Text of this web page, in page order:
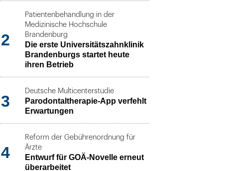
2
Patientenbehandlung in der
Medizinische Hochschule
Brandenburg
Die erste Universitätszahnklinik
Brandenburgs startet heute
ihren Betrieb
3
Deutsche Multicenterstudie
Parodontaltherapie-App verfehlt
Erwartungen
4
Reform der Gebührenordnung für
Ärzte
Entwurf für GOÄ-Novelle erneut
überarbeitet